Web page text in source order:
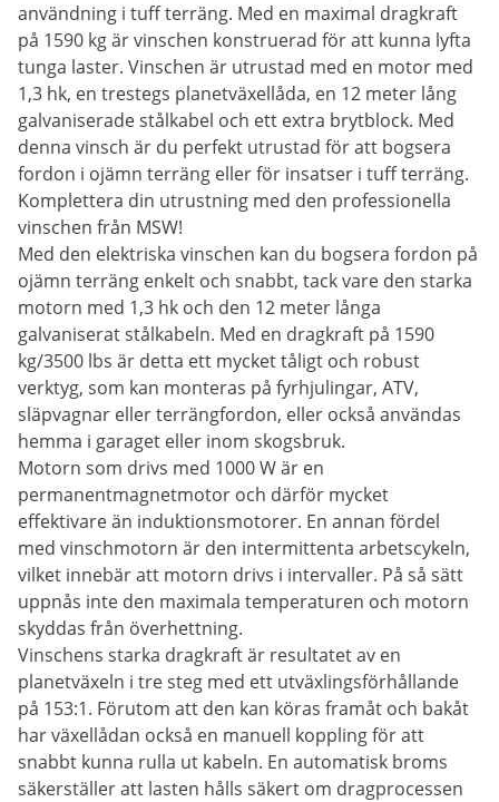
användning i tuff terräng. Med en maximal dragkraft
på 1590 kg är vinschen konstruerad för att kunna lyfta
tunga laster. Vinschen är utrustad med en motor med
1,3 hk, en trestegs planetväxellåda, en 12 meter lång
galvaniserade stålkabel och ett extra brytblock. Med
denna vinsch är du perfekt utrustad för att bogsera
fordon i ojämn terräng eller för insatser i tuff terräng.
Komplettera din utrustning med den professionella
vinschen från MSW!
Med den elektriska vinschen kan du bogsera fordon på
ojämn terräng enkelt och snabbt, tack vare den starka
motorn med 1,3 hk och den 12 meter långa
galvaniserat stålkabeln. Med en dragkraft på 1590
kg/3500 lbs är detta ett mycket tåligt och robust
verktyg, som kan monteras på fyrhjulingar, ATV,
släpvagnar eller terrängfordon, eller också användas
hemma i garaget eller inom skogsbruk.
Motorn som drivs med 1000 W är en
permanentmagnetmotor och därför mycket
effektivare än induktionsmotorer. En annan fördel
med vinschmotorn är den intermittenta arbetscykeln,
vilket innebär att motorn drivs i intervaller. På så sätt
uppnås inte den maximala temperaturen och motorn
skyddas från överhettning.
Vinschens starka dragkraft är resultatet av en
planetväxeln i tre steg med ett utväxlingsförhållande
på 153:1. Förutom att den kan köras framåt och bakåt
har växellådan också en manuell koppling för att
snabbt kunna rulla ut kabeln. En automatisk broms
säkerställer att lasten hålls säkert om dragprocessen